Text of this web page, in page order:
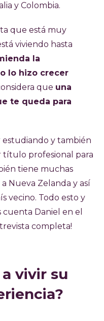
y Colombia.
que está muy
viviendo hasta
la
lo hizo crecer
que una
te queda para
estudiando y también
título profesional para
tiene muchas
Nueva Zelanda y así
vecino. Todo esto y
cuenta Daniel en el
completa!
vivir su